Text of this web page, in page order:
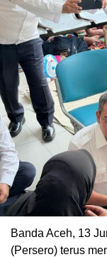
Banda Aceh, 13
(Persero) terus